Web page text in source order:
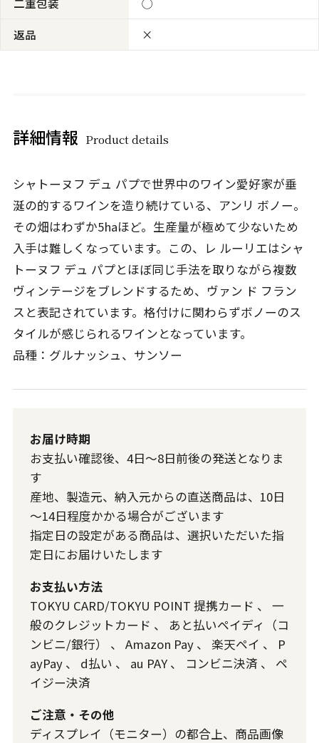
返品
×
詳細情報 Product details
シャトーヌフ デュ パプで世界中のワイン愛好家が垂
涎の的するワインを造り続けている、アンリ ボノー。
その畑はわずか5haほど。生産量が極めて少ないため
入手は難しくなっています。この、レ ルーリエはシャ
トーヌフ デュ パプとほぼ同じ手法を取りながら複数
ヴィンテージをブレンドするため、ヴァン ド フラン
スと表記されています。格付けに関わらずボノーのス
タイルが感じられるワインとなっています。
品種：グルナッシュ、サンソー
お届け時期
お支払い確認後、4日～8日前後の発送となりま
す
産地、製造元、納入元からの直送商品は、10日
～14日程度かかる場合がございます
指定日の設定がある商品は、選択いただいた指
定日にお届けいたします
お支払い方法
TOKYU CARD/TOKYU POINT 提携カード 、 一
般のクレジットカード 、 あと払いペイディ（コ
ンビニ/銀行）
、 Amazon Pay、 楽天ペイ 、 P
ayPay、 d払い 、 au PAY、 コンビニ決済 、 ペ
イジー決済
ご注意・その他
ディスプレイ（モニター）の都合上、商品画像